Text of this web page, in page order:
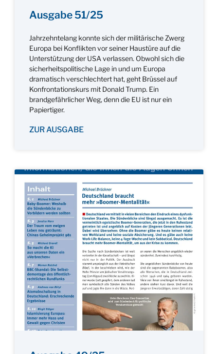
Ausgabe 51/25
Jahrzehntelang konnte sich der militärische Zwerg
Europa bei Konflikten vor seiner Haustüre auf die
Unterstützung der USA verlassen. Obwohl sich die
sicherheitspolitische Lage in und um Europa
dramatisch verschlechtert hat, geht Brüssel auf
Konfrontationskurs mit Donald Trump. Ein
brandgefährlicher Weg, denn die EU ist nur ein
Papiertiger.
ZUR AUSGABE